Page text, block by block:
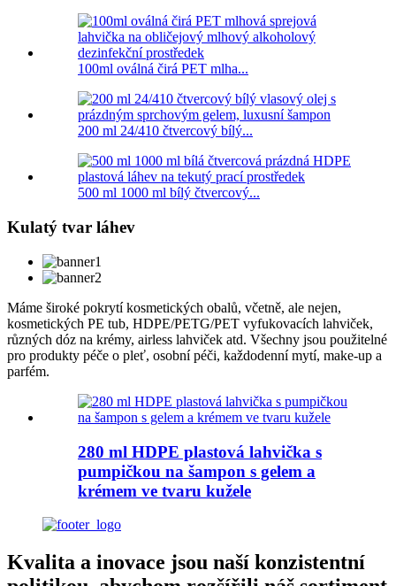
100ml oválná čirá PET mlha...
200 ml 24/410 čtvercový bílý...
500 ml 1000 ml bílý čtvercový...
Kulatý tvar láhev
Máme široké pokrytí kosmetických obalů, včetně, ale nejen,
kosmetických PE tub, HDPE/PETG/PET vyfukovacích lahviček,
různých dóz na krémy, airless lahviček atd. Všechny jsou použitelné
pro produkty péče o pleť, osobní péči, každodenní mytí, make-up a
parfém.
280 ml HDPE plastová lahvička s
pumpičkou na šampon s gelem a
krémem ve tvaru kužele
Kvalita a inovace jsou naší konzistentní